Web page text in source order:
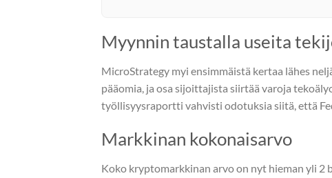
Myynnin taustalla useita
MicroStrategy myi ensimmäistä kertaa lähes
pääomia, ja osa sijoittajista siirtää varoja
työllisyysraportti vahvisti odotuksia siitä, että
Markkinan kokonaisarvo
Koko kryptomarkkinan arvo on nyt hieman yli 2